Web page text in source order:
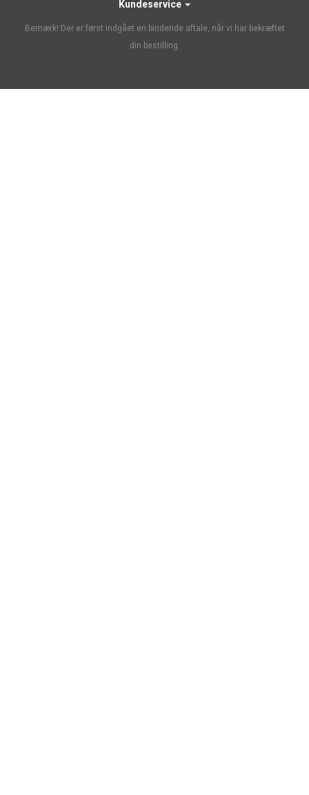
Kundeservice
Bemærk! Der er først indgået en bindende aftale, når vi har bekræftet
din bestilling.